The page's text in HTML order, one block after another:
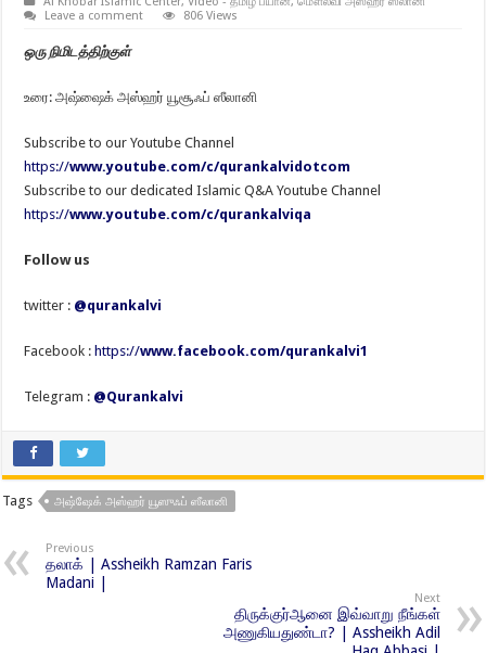
Leave a comment
806 Views
ஒரு நிமிடத்திற்குள்
உரை: அஷ்ஷைக் அஸ்ஹர் யூசூஃப் ஸீலானி
Subscribe to our Youtube Channel
https://www.youtube.com/c/qurankalvidotcom
Subscribe to our dedicated Islamic Q&A Youtube Channel
https://www.youtube.com/c/qurankalviqa
Follow us
twitter : @qurankalvi
Facebook : https://www.facebook.com/qurankalvi1
Telegram : @Qurankalvi
Tags அஷ்ஷேக் அஸ்ஹர் யூஸுஃப் ஸீலானி
Previous
தலாக் | Assheikh Ramzan Faris
Madani |
Next
திருக்குர்ஆனை இவ்வாறு நீங்கள்
அணுகியதுண்டா? | Assheikh Adil